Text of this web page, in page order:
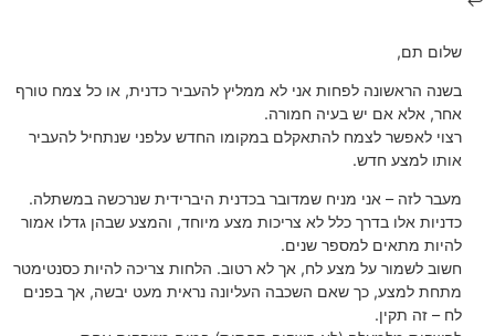
שלום תם,
בשנה הראשונה לפחות אני לא ממליץ להעביר כדנית, או כל צמח טורף
אחר, אלא אם יש בעיה חמורה.
רצוי לאפשר לצמח להתאקלם במקומו החדש עלפני שנתחיל להעביר
אותו למצע חדש.
מעבר לזה – אני מניח שמדובר בכדנית היברידית שנרכשה במשתלה.
כדניות אלו בדרך כלל לא צריכות מצע מיוחד, והמצע שבהן גדלו אמור
להיות מתאים למספר שנים.
חשוב לשמור על מצע לח, אך לא רטוב. הלחות צריכה להיות כסנטימטר
מתחת למצע, כך שאם השכבה העליונה נראית מעט יבשה, אך בפנים
לח – זה תקין.